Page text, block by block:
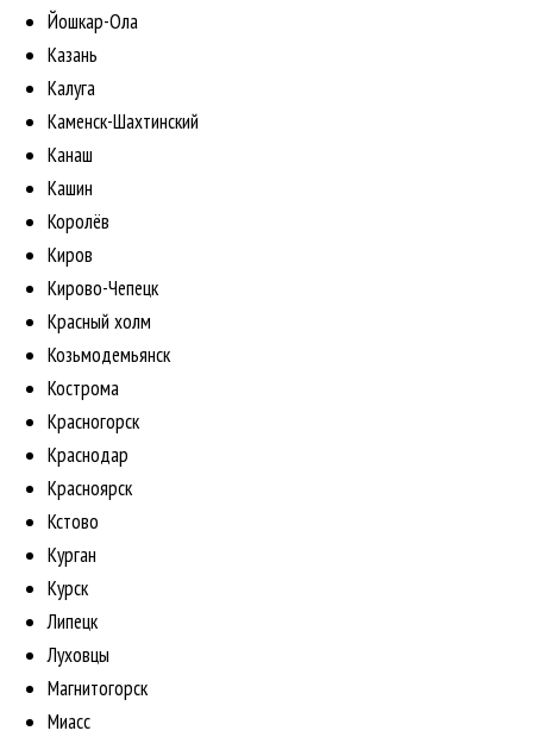
Йошкар-Ола
Казань
Калуга
Каменск-Шахтинский
Канаш
Кашин
Королёв
Киров
Кирово-Чепецк
Красный холм
Козьмодемьянск
Кострома
Красногорск
Краснодар
Красноярск
Кстово
Курган
Курск
Липецк
Луховцы
Магнитогорск
Миасс